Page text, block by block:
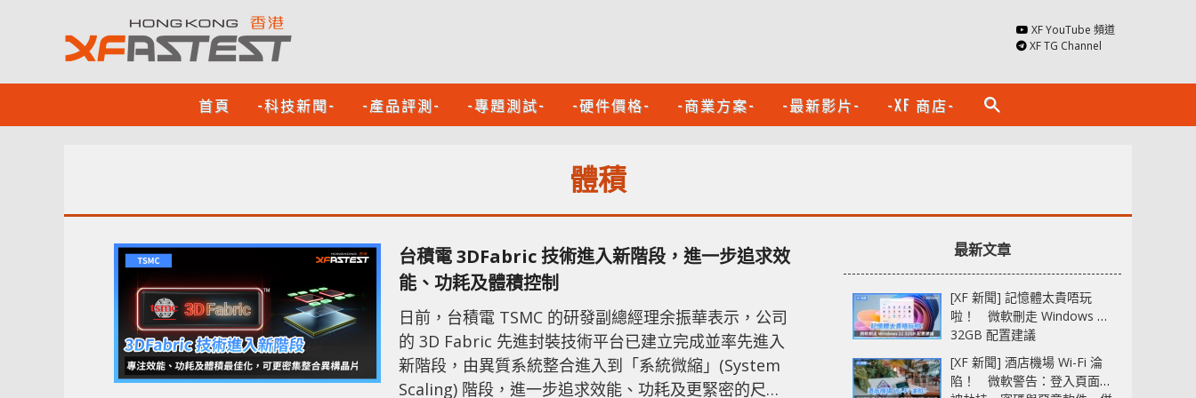
XF YouTube 頻道
XF TG Channel
首頁 -科技新聞- -產品評測- -專題測試- -硬件價格- -商業方案- -最新影片- -XF 商店- search
體積
台積電 3DFabric 技術進入新階段，進一步追求效
能、功耗及體積控制
日前，台積電 TSMC 的研發副總經理余振華表示，公司
的 3D Fabric 先進封裝技術平台已建立完成並率先進入
新階段，由異質系統整合進入到「系統微縮」(System
Scaling) 階段，進一步追求效能、功耗及更緊密的尺
最新文章
[XF 新聞] 記憶體太貴唔玩
啦！ 微軟刪走 Windows 11
32GB 配置建議
[XF 新聞] 酒店機場 Wi-Fi 淪
陷！ 微軟警告：登入頁面可